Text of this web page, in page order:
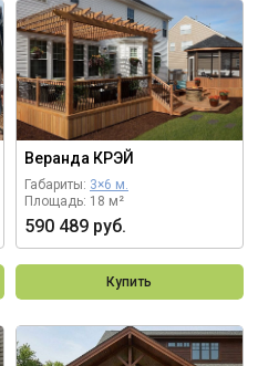
Веранда КРЭЙ
Габариты: 3×6 м.
Площадь: 18 м²
590 489 руб.
Купить